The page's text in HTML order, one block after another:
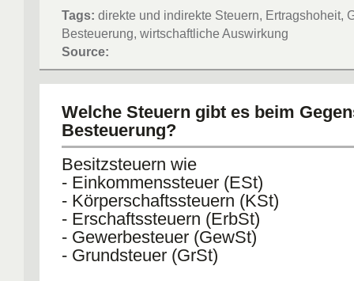
Tags: direkte und indirekte Steuern, Ertragshoheit,
Besteuerung, wirtschaftliche Auswirkung
Source:
Welche Steuern gibt es beim
Besteuerung?
Besitzsteuern wie
- Einkommenssteuer (ESt)
- Körperschaftssteuern (KSt)
- Erschaftssteuern (ErbSt)
- Gewerbesteuer (GewSt)
- Grundsteuer (GrSt)